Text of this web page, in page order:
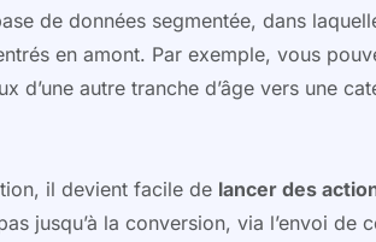
de données segmentée, dans
en amont. Par exemple, vous
d’une autre tranche d’âge vers une
il devient facile de lancer des
jusqu’à la conversion, via l’envoi